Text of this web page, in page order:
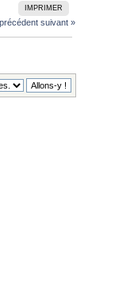
IMPRIMER
suivant »